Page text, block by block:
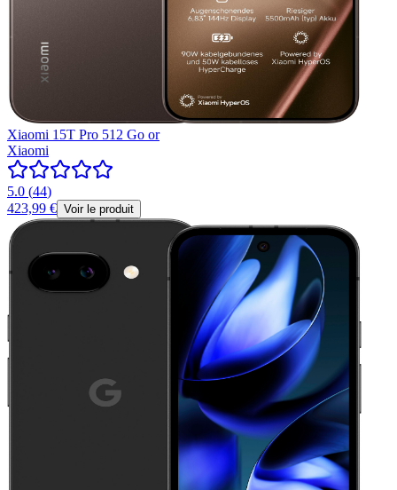
Xiaomi 15T Pro 512 Go or
Xiaomi
5.0 (44)
423,99 € Voir le produit